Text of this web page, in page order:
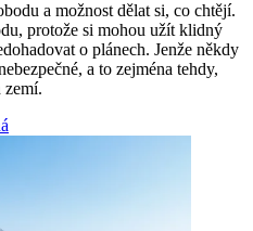
a možnost dělat si, co chtějí.
protože si mohou užít klidný
o plánech. Jenže někdy
a to zejména tehdy,
zemí.